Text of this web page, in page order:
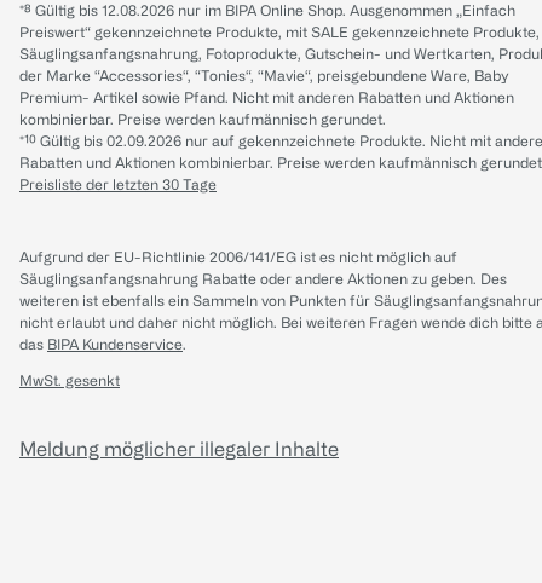
*⁸ Gültig bis 12.08.2026 nur im BIPA Online Shop. Ausgenommen „Einfach
Preiswert“ gekennzeichnete Produkte, mit SALE gekennzeichnete Produkte,
Säuglingsanfangsnahrung, Fotoprodukte, Gutschein- und Wertkarten,
der Marke “Accessories“, “Tonies“, “Mavie“, preisgebundene Ware, Baby
Premium- Artikel sowie Pfand. Nicht mit anderen Rabatten und Aktionen
kombinierbar. Preise werden kaufmännisch gerundet.
*¹⁰ Gültig bis 02.09.2026 nur auf gekennzeichnete Produkte. Nicht mit
Rabatten und Aktionen kombinierbar. Preise werden kaufmännisch
Preisliste der letzten 30 Tage
Aufgrund der EU-Richtlinie 2006/141/EG ist es nicht möglich auf
Säuglingsanfangsnahrung Rabatte oder andere Aktionen zu geben. Des
weiteren ist ebenfalls ein Sammeln von Punkten für
nicht erlaubt und daher nicht möglich. Bei weiteren Fragen wende dich bitte
das BIPA Kundenservice.
MwSt. gesenkt
Meldung möglicher illegaler Inhalte